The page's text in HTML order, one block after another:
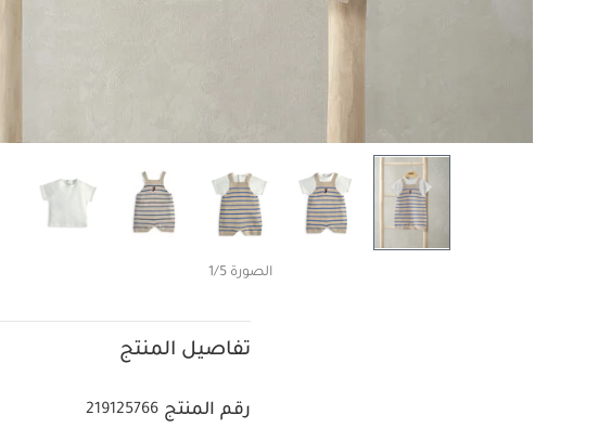
الصورة 1/5
تفاصيل المنتج
رقم المنتج 219125766